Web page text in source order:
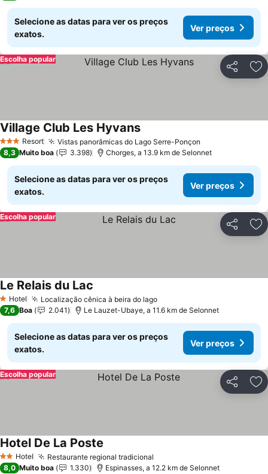
Selecione as datas para ver os preços
exatos.
Ver preços
Partilhar
Escolha popular
3 EstrelasResort Vistas panorâmicas do Lago Serre-Ponçon
Village Club Les HyvansVer preços
8,3 Muito boa 3.398 Chorges, a 13.9 km de Selonnet
Selecione as datas para ver os preços
exatos.
Ver preços
Partilhar
Escolha popular
1 Estrelas
Hotel Localização cênica à beira do lagoVer preços
Le Relais du Lac
7,6 Boa 2.041 Le Lauzet-Ubaye, a 11.6 km de Selonnet
Selecione as datas para ver os preços
exatos.
Ver preços
Partilhar
Escolha popular
2 Estrelas
Hotel Restaurante regional tradicional
Hotel De La Poste
8,0 Muito boa 1.330 Espinasses, a 12.2 km de Selonnet